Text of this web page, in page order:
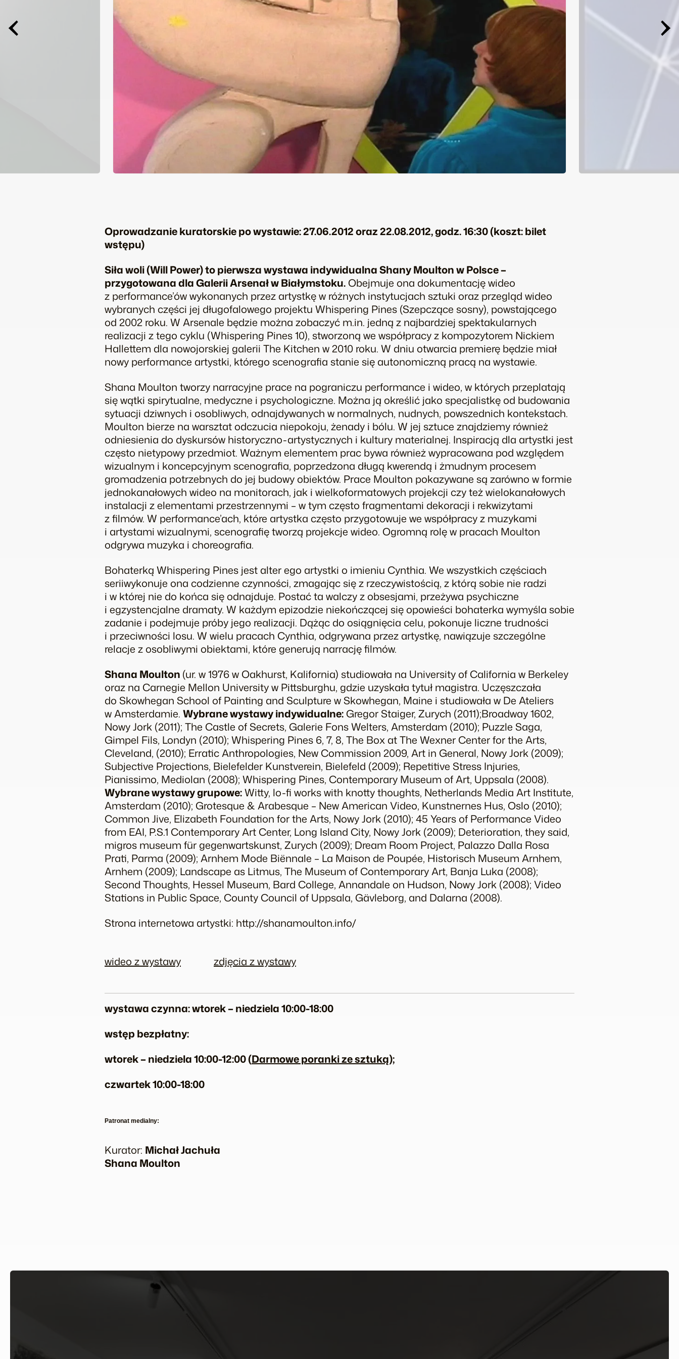
Oprowadzanie kuratorskie po wystawie: 27.06.2012 oraz 22.08.2012, godz. 16:30 (koszt: bilet
wstępu)
Siła woli(Will Power) to pierwsza wystawa indywidualna Shany Moulton w Polsce –
przygotowana dla Galerii Arsenał w Białymstoku. Obejmuje ona dokumentację wideo
z performance’ów wykonanych przez artystkę w różnych instytucjach sztuki oraz przegląd wideo
wybranych części jej długofalowego projektu Whispering Pines (Szepczące sosny), powstającego
od 2002 roku. W Arsenale będzie można zobaczyć m.in. jedną z najbardziej spektakularnych
realizacji z tego cyklu (Whispering Pines 10), stworzoną we współpracy z kompozytorem Nickiem
Hallettem dla nowojorskiej galerii The Kitchen w 2010 roku. W dniu otwarcia premierę będzie miał
nowy performance artystki, którego scenografia stanie się autonomiczną pracą na wystawie.
Shana Moulton tworzy narracyjne prace na pograniczu performance i wideo, w których przeplatają
się wątki spirytualne, medyczne i psychologiczne. Można ją określić jako specjalistkę od budowania
sytuacji dziwnych i osobliwych, odnajdywanych w normalnych, nudnych, powszednich kontekstach.
Moulton bierze na warsztat odczucia niepokoju, żenady i bólu. W jej sztuce znajdziemy również
odniesienia do dyskursów historyczno-artystycznych i kultury materialnej. Inspiracją dla artystki jest
często nietypowy przedmiot. Ważnym elementem prac bywa również wypracowana pod względem
wizualnym i koncepcyjnym scenografia, poprzedzona długą kwerendą i żmudnym procesem
gromadzenia potrzebnych do jej budowy obiektów. Prace Moulton pokazywane są zarówno w formie
jednokanałowych wideo na monitorach, jak i wielkoformatowych projekcji czy też wielokanałowych
instalacji z elementami przestrzennymi – w tym często fragmentami dekoracji i rekwizytami
z filmów. W performance’ach, które artystka często przygotowuje we współpracy z muzykami
i artystami wizualnymi, scenografię tworzą projekcje wideo. Ogromną rolę w pracach Moulton
odgrywa muzyka i choreografia.
Bohaterką Whispering Pines jest alter ego artystki o imieniu Cynthia. We wszystkich częściach
seriiwykonuje ona codzienne czynności, zmagając się z rzeczywistością, z którą sobie nie radzi
i w której nie do końca się odnajduje. Postać ta walczy z obsesjami, przeżywa psychiczne
i egzystencjalne dramaty. W każdym epizodzie niekończącej się opowieści bohaterka wymyśla sobie
zadanie i podejmuje próby jego realizacji. Dążąc do osiągnięcia celu, pokonuje liczne trudności
i przeciwności losu. W wielu pracach Cynthia, odgrywana przez artystkę, nawiązuje szczególne
relacje z osobliwymi obiektami, które generują narrację filmów.
Shana Moulton (ur. w 1976 w Oakhurst, Kalifornia) studiowała na University of California w Berkeley
oraz na Carnegie Mellon University w Pittsburghu, gdzie uzyskała tytuł magistra. Uczęszczała
do Skowhegan School of Painting and Sculpture w Skowhegan, Maine i studiowała w De Ateliers
w Amsterdamie. Wybrane wystawy indywidualne: Gregor Staiger, Zurych (2011);Broadway 1602,
Nowy Jork (2011); The Castle of Secrets, Galerie Fons Welters, Amsterdam (2010); Puzzle Saga,
Gimpel Fils, Londyn (2010); Whispering Pines 6, 7, 8, The Box at The Wexner Center for the Arts,
Cleveland, (2010); Erratic Anthropologies, New Commission 2009, Art in General, Nowy Jork (2009);
Subjective Projections, Bielefelder Kunstverein, Bielefeld (2009); Repetitive Stress Injuries,
Pianissimo, Mediolan (2008); Whispering Pines, Contemporary Museum of Art, Uppsala (2008).
Wybrane wystawy grupowe:Witty, lo-fi works with knotty thoughts, Netherlands Media Art Institute,
Amsterdam (2010); Grotesque & Arabesque – New American Video, Kunstnernes Hus, Oslo (2010);
Common Jive, Elizabeth Foundation for the Arts, Nowy Jork (2010); 45 Years of Performance Video
from EAI, P.S.1 Contemporary Art Center, Long Island City, Nowy Jork (2009); Deterioration, they said,
migros museum für gegenwartskunst, Zurych (2009); Dream Room Project, Palazzo Dalla Rosa
Prati, Parma (2009); Arnhem Mode Biënnale – La Maison de Poupée, Historisch Museum Arnhem,
Arnhem (2009); Landscape as Litmus, The Museum of Contemporary Art, Banja Luka (2008);
Second Thoughts, Hessel Museum, Bard College, Annandale on Hudson, Nowy Jork (2008); Video
Stations in Public Space, County Council of Uppsala, Gävleborg, and Dalarna (2008).
Strona internetowa artystki: http://shanamoulton.info/
wideo z wystawy zdjęcia z wystawy
wystawa czynna: wtorek – niedziela 10:00-18:00
wstęp bezpłatny:
wtorek – niedziela 10:00-12:00 (Darmowe poranki ze sztuką);
czwartek 10:00-18:00
Patronat medialny:
Kurator: Michał Jachuła
Shana Moulton